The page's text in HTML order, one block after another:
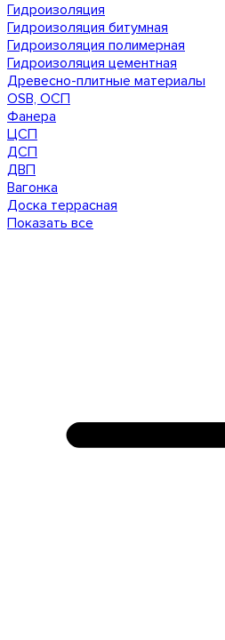
Гидроизоляция
Гидроизоляция битумная
Гидроизоляция полимерная
Гидроизоляция цементная
Древесно-плитные материалы
OSB, ОСП
Фанера
ЦСП
ДСП
ДВП
Вагонка
Доска террасная
Показать все